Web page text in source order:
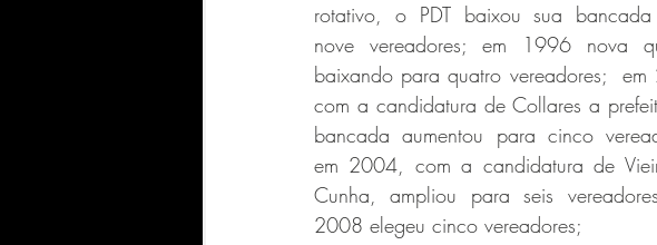
rotativo, o PDT baixou sua
nove vereadores; em 1996 nova
baixando para quatro vereadores;
com a candidatura de Collares a
bancada aumentou para cinco
em 2004, com a candidatura de
Cunha, ampliou para seis
2008 elegeu cinco vereadores;